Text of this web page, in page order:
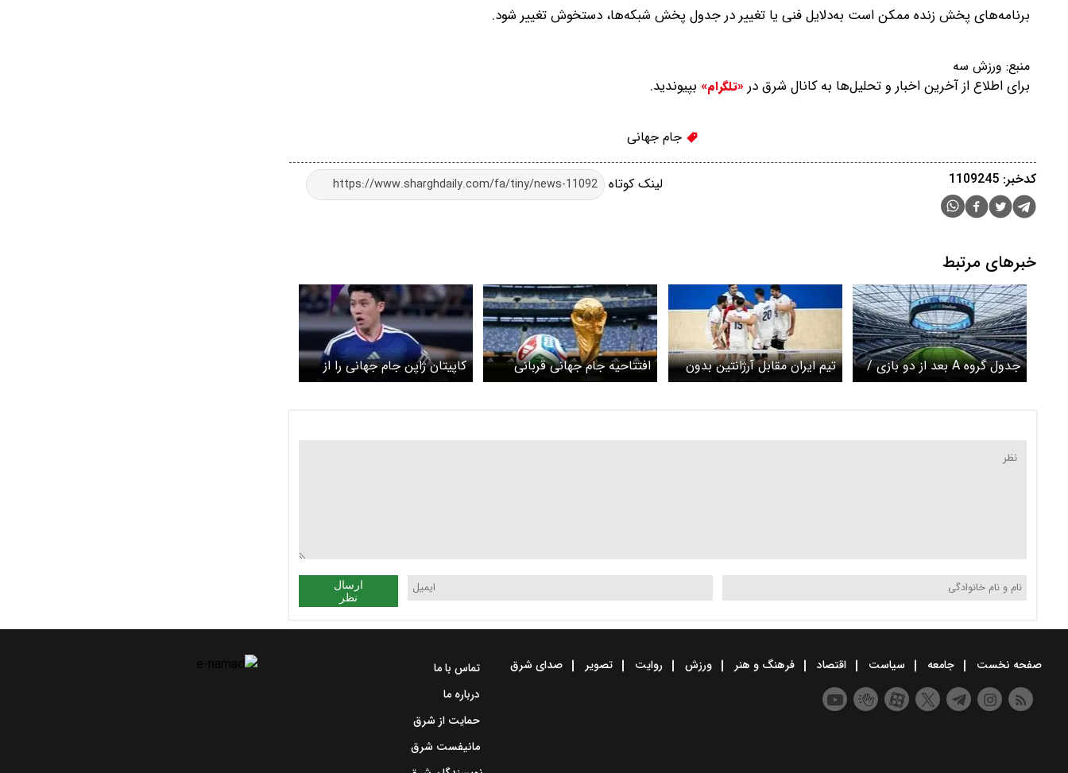
برنامه‌های پخش زنده ممکن است به‌دلایل فنی یا تغییر در جدول پخش شبکه‌ها، دستخوش تغییر شود.
منبع: ورزش سه
برای اطلاع از آخرین اخبار و تحلیل‌ها به کانال شرق در «تلگرام» بپیوندید.
جام جهانی
لینک کوتاه کدخبر: 1109245
خبرهای مرتبط
جدول گروه A بعد از دو بازی /
مکزیک صدرنشین شد
تیم ایران مقابل آرژانتین بدون
تغییر حاضر می شود
افتتاحیه جام جهانی قربانی
گرفت
کاپیتان ژاپن جام جهانی را از
دست داد؛ پایان کار ملی «اندو»
ارسال
نظر
صفحه نخست جامعه سیاست اقتصاد فرهنگ و هنر ورزش روایت تصویر صدای شرق
تماس با ما
درباره ما
حمایت از شرق
مانیفست شرق